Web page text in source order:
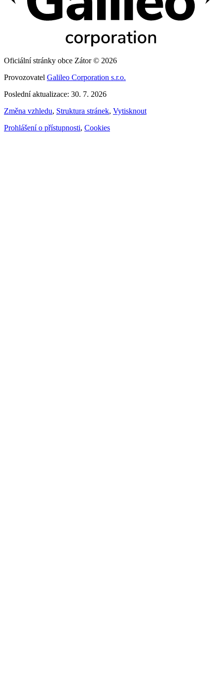
Oficiální stránky obce Zátor © 2026
Provozovatel Galileo Corporation s.r.o.
Poslední aktualizace: 30. 7. 2026
Změna vzhledu, Struktura stránek, Vytisknout
Prohlášení o přístupnosti, Cookies